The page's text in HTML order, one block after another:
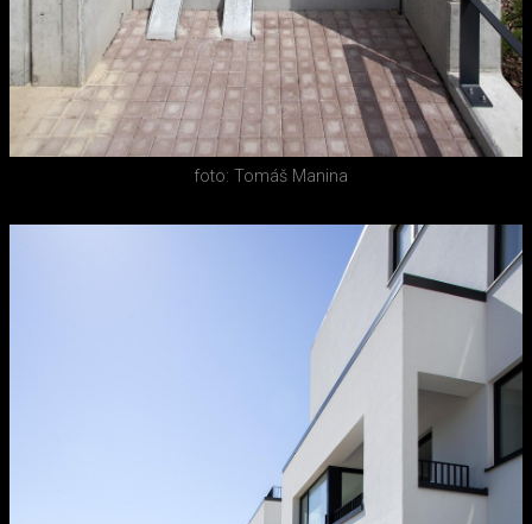
foto: Tomáš Manina